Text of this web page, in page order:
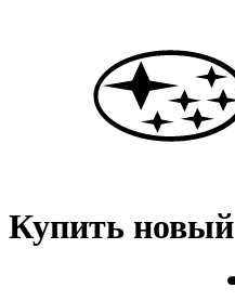
Купить новый